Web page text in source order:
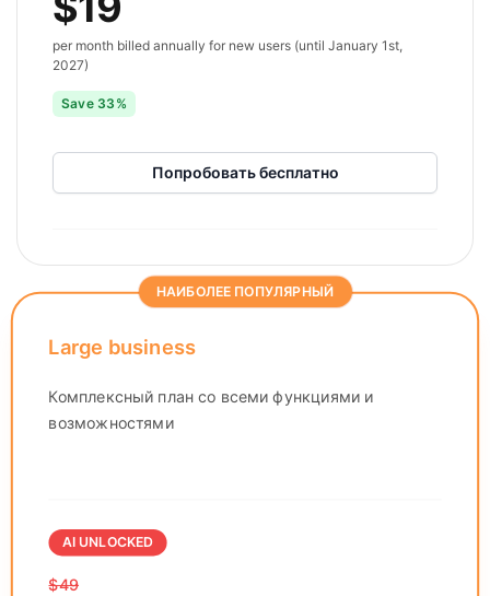
per month billed annually for new users (until January 1st,
2027)
Save 33%
Попробовать бесплатно
НАИБОЛЕЕ ПОПУЛЯРНЫЙ
Large business
Комплексный план со всеми функциями и
возможностями
AI UNLOCKED
$49